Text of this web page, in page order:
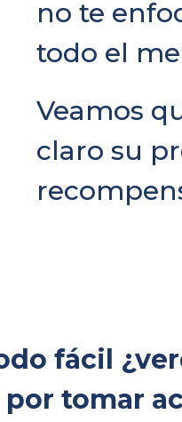
no te
todo el
Veamos
claro su
fácil
por tomar